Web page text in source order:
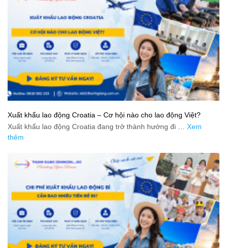
Xuất khẩu lao động Croatia – Cơ hội nào cho lao động Việt?
Xuất khẩu lao động Croatia đang trở thành hướng đi … Xem
thêm